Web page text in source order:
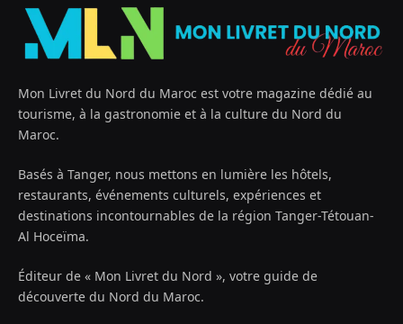
Mon Livret du Nord du Maroc est votre magazine dédié au
tourisme, à la gastronomie et à la culture du Nord du
Maroc.
Basés à Tanger, nous mettons en lumière les hôtels,
restaurants, événements culturels, expériences et
destinations incontournables de la région Tanger-Tétouan-
Al Hoceïma.
Éditeur de « Mon Livret du Nord », votre guide de
découverte du Nord du Maroc.